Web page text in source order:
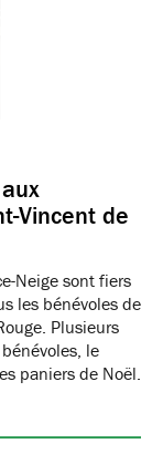
Vincent de
Neige sont fiers
les bénévoles de
Plusieurs
le
paniers de Noël.